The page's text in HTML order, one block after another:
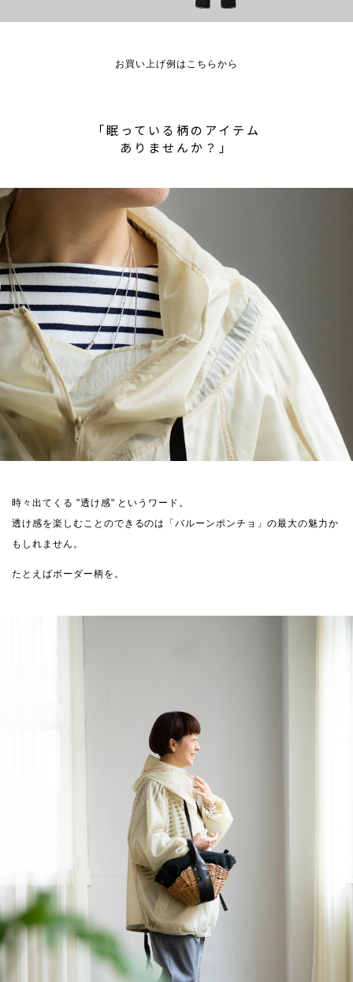
お買い上げ例はこちらから
「眠っている柄のアイテム
ありませんか？」
時々出てくる "透け感" というワード。
透け感を楽しむことのできるのは「バルーンポンチョ」の最大の魅力か
もしれません。
たとえばボーダー柄を。